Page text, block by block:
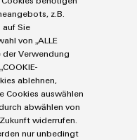
z.B.
Sie
von „ALLE
der Verwendung
ablehnen,
auswählen
abwählen von
widerrufen.
nur unbedingt